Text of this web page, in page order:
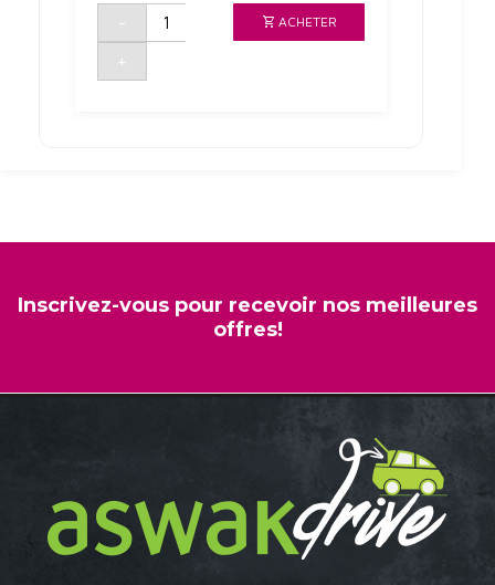
-
quantité
FROMAGE
240G
+
ACHETER
Inscrivez-vous pour recevoir nos meilleures
offres!